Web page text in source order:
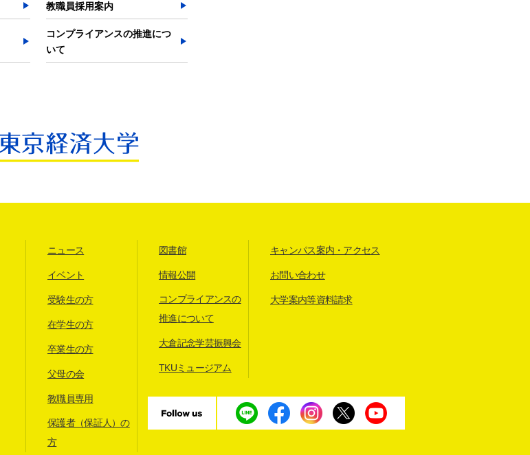
教職員採用案内
コンプライアンスの推進につ
いて
ニュース
イベント
受験生の方
在学生の方
卒業生の方
父母の会
教職員専用
保護者（保証人）の
方
図書館
情報公開
コンプライアンスの
推進について
大倉記念学芸振興会
TKUミュージアム
キャンパス案内・アクセス
お問い合わせ
大学案内等資料請求